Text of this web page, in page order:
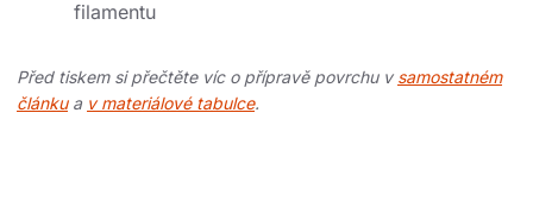
filamentu
Před tiskem si přečtěte víc o přípravě povrchu v samostatném
článkua v materiálové tabulce.